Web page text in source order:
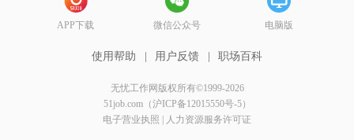
APP下载 微信公众号 电脑版
使用帮助 用户反馈 职场百科
无忧工作网版权所有©1999-2026
51job.com（沪ICP备12015550号-5）
电子营业执照
人力资源服务许可证